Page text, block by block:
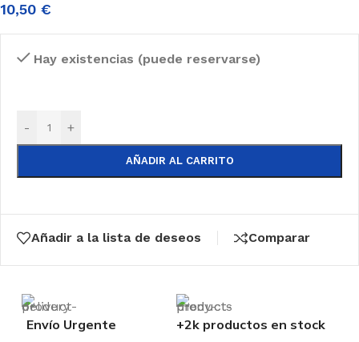
10,50 €
Hay existencias (puede reservarse)
- +
AÑADIR AL CARRITO
Añadir a la lista de deseos Comparar
Envío Urgente +2k productos en stock